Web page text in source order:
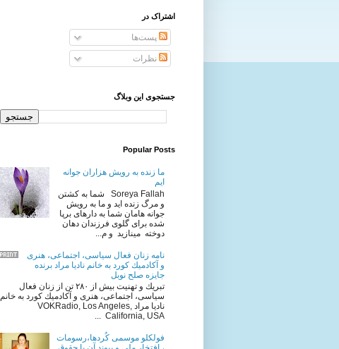
اشتراک در
پست‌ها
نظرات
جستجوی این وبلاگ
Popular Posts
ما زنده به رویش هزاران جوانه
ایم
Soreya Fallah شما به كشتن
و مرگ زنده ايد و ما به رويش
جوانه هامان شما به دارهای برپا
شده برای گلوی فرزندان دهان
دوخته مینازید و م...
نامه زنان فعال سياسى، اجتماعى، هنرى
و آكادميك كورد به خانم ناديا مراد برنده
جایزه صلح نوبل
تبريك و تهنيت بيش از ٢٨٠ تن از زنان فعال
سياسى، اجتماعى، هنرى و آكادميك كورد به خانم
ناديا مراد VOKRadio, Los Angeles,
California, USA ...
فولکلو موسمی کُردها،رسومات